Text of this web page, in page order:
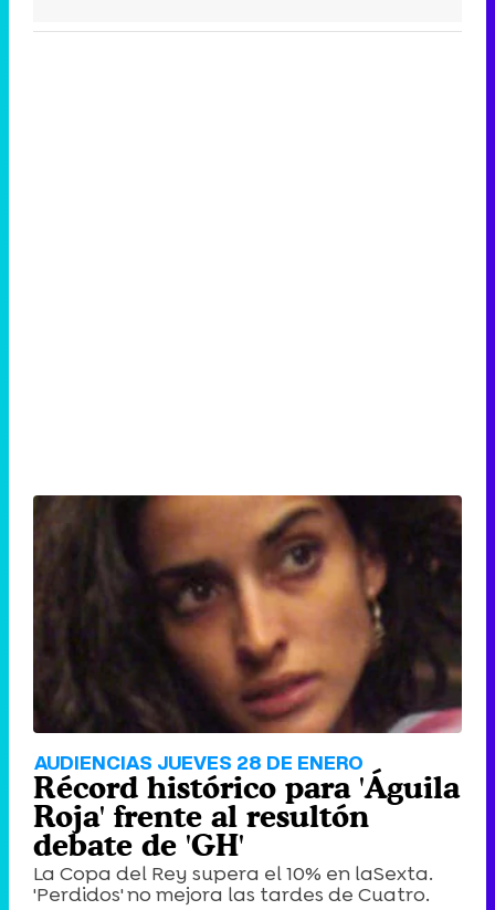
AUDIENCIAS JUEVES 28 DE ENERO
Récord histórico para 'Águila
Roja' frente al resultón
debate de 'GH'
La Copa del Rey supera el 10% en laSexta.
'Perdidos' no mejora las tardes de Cuatro.